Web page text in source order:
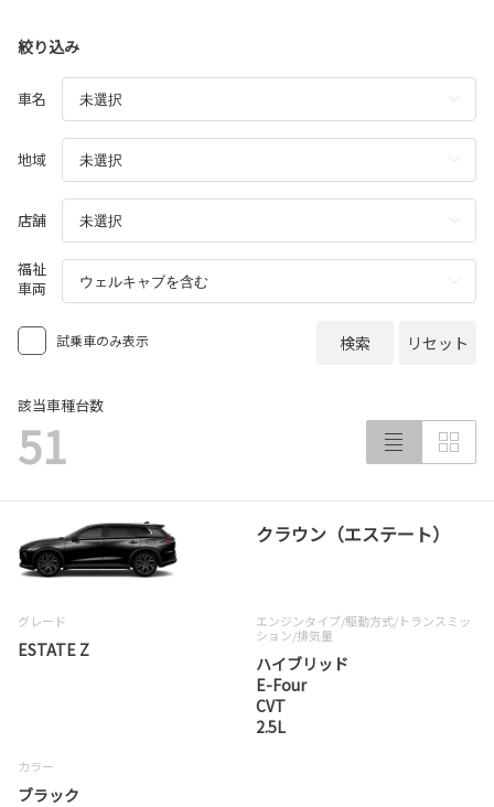
絞り込み
車名
地域
店舗
福祉
車両
試乗車のみ表示 検索 リセット
該当車種台数
51
クラウン（エステート）
グレード
ESTATE Z
エンジンタイプ/駆動方式/トランスミッ
ション/排気量
ハイブリッド
E-Four
CVT
2.5L
カラー
ブラック